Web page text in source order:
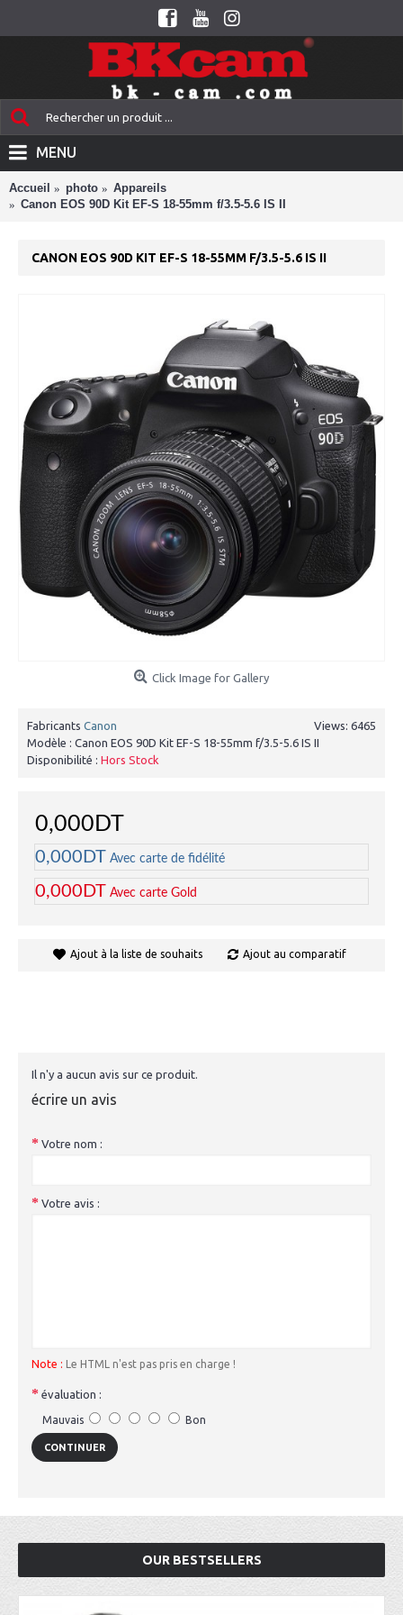
MENU
Accueil photo
Appareils
Canon EOS 90D Kit EF-S 18-55mm f/3.5-5.6 IS II
CANON EOS 90D KIT EF-S 18-55MM F/3.5-5.6 IS II
Click Image for Gallery
Views: 6465
Fabricants Canon
Modèle : Canon EOS 90D Kit EF-S 18-55mm f/3.5-5.6 IS II
Disponibilité : Hors Stock
0,000DT
0,000DT Avec carte de fidélité
0,000DT Avec carte Gold
Ajout à la liste de souhaits Ajout au comparatif
Il n'y a aucun avis sur ce produit.
écrire un avis
Votre nom :
Votre avis :
Note : Le HTML n'est pas pris en charge !
évaluation :
Mauvais Bon
CONTINUER
OUR BESTSELLERS